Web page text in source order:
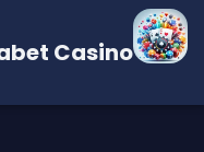
Casino